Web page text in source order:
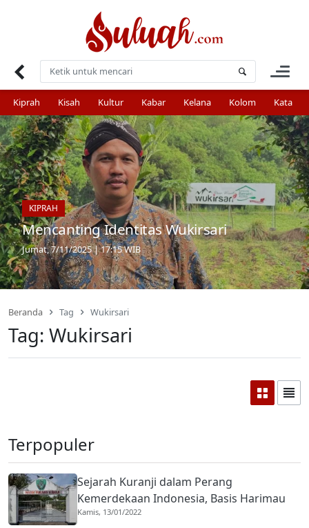
Kiprah Kisah Kultur Kabar Kelana Kolom Kata
KIPRAH
Mencanting Identitas Wukirsari
Jumat, 7/11/2025 | 17:15 WIB
Beranda Tag Wukirsari
Tag: Wukirsari
Terpopuler
Sejarah Kuranji dalam Perang
Kemerdekaan Indonesia, Basis Harimau
Kuranji
Kamis, 13/01/2022